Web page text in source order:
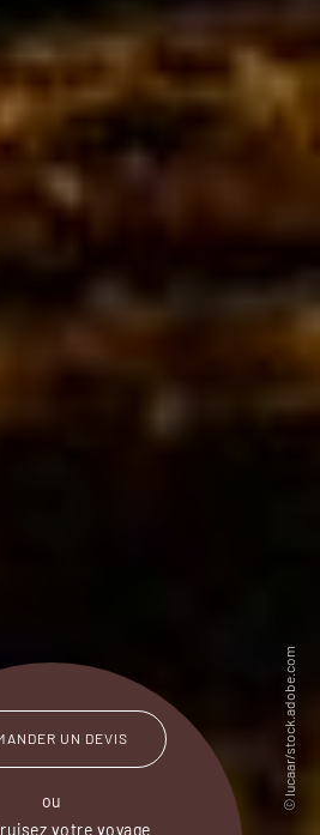
UN DEVIS
ou
votre voyage